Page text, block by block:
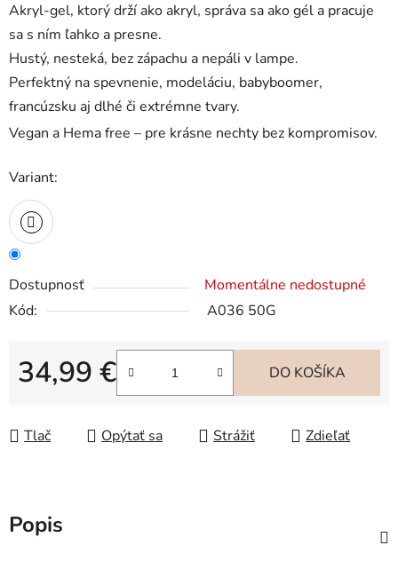
Akryl-gel, ktorý drží ako akryl, správa sa ako gél a pracuje
sa s ním ľahko a presne.
Hustý, nesteká, bez zápachu a nepáli v lampe.
Perfektný na spevnenie, modeláciu, babyboomer,
francúzsku aj dlhé či extrémne tvary.
Vegan a Hema free – pre krásne nechty bez kompromisov.
Variant:
Dostupnosť
Momentálne nedostupné
Kód:
A036 50G
34,99 €
Jednotková cena:
DO KOŠÍKA
Tlač Opýtať sa Strážiť Zdieľať
Popis